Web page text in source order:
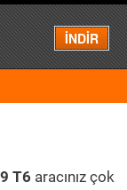
İNDİR
Menü
T6 aracınız çok